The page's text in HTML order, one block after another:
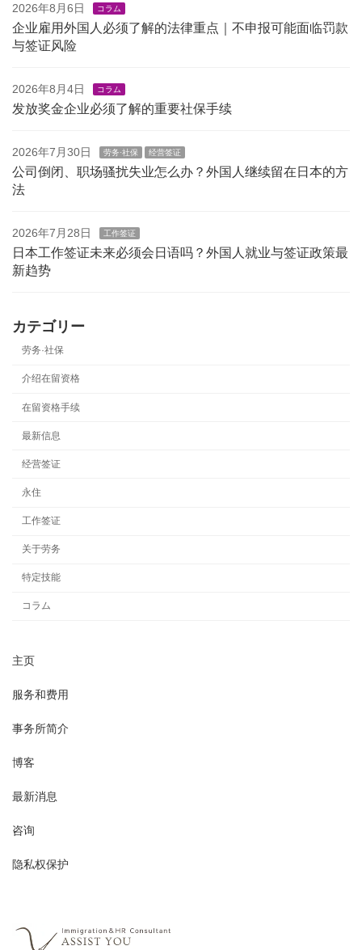
2026年8月6日 コラム
企业雇用外国人必须了解的法律重点｜不申报可能面临罚款
与签证风险
2026年8月4日 コラム
发放奖金企业必须了解的重要社保手续
2026年7月30日 劳务·社保 经营签证
公司倒闭、职场骚扰失业怎么办？外国人继续留在日本的方
法
2026年7月28日 工作签证
日本工作签证未来必须会日语吗？外国人就业与签证政策最
新趋势
カテゴリー
劳务·社保
介绍在留资格
在留资格手续
最新信息
经营签证
永住
工作签证
关于劳务
特定技能
コラム
主页
服务和费用
事务所简介
博客
最新消息
咨询
隐私权保护